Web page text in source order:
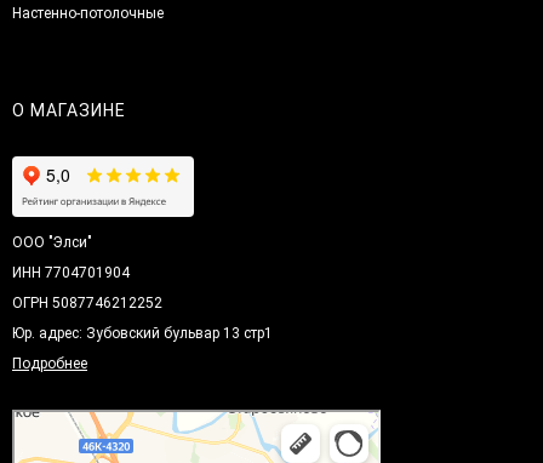
Настенно-потолочные
О МАГАЗИНЕ
ООО "Элси"
ИНН 7704701904
ОГРН 5087746212252
Юр. адрес: Зубовский бульвар 13 стр1
Подробнее